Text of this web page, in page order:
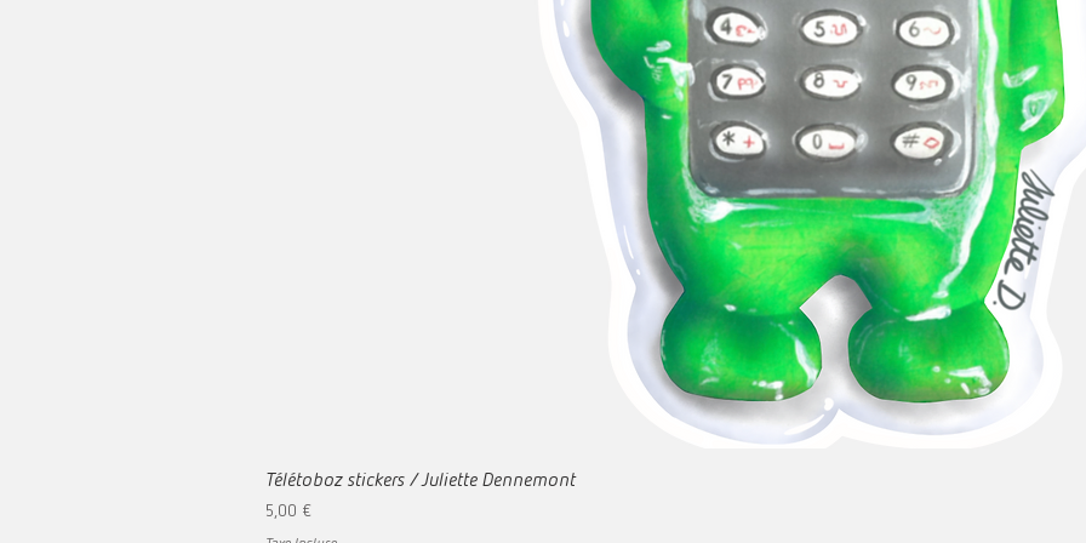
Télétoboz stickers / Juliette Dennemont
Prix
5,00 €